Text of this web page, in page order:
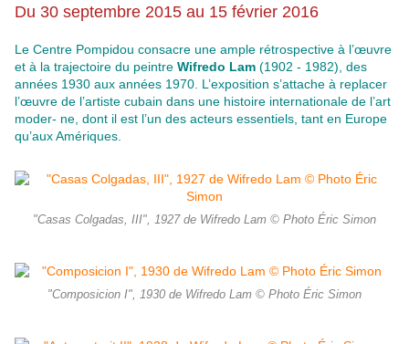
Du 30 septembre 2015 au 15 février 2016
Le Centre Pompidou consacre une ample rétrospective à l’œuvre
et à la trajectoire du peintre Wifredo Lam (1902 - 1982), des
années 1930 aux années 1970. L’exposition s’attache à replacer
l’œuvre de l’artiste cubain dans une histoire internationale de l’art
moder- ne, dont il est l’un des acteurs essentiels, tant en Europe
qu’aux Amériques.
"Casas Colgadas, III", 1927 de Wifredo Lam © Photo Éric Simon
"Composicion I", 1930 de Wifredo Lam © Photo Éric Simon